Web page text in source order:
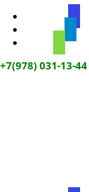
discourse
telegram
+7(978) 031-13-44